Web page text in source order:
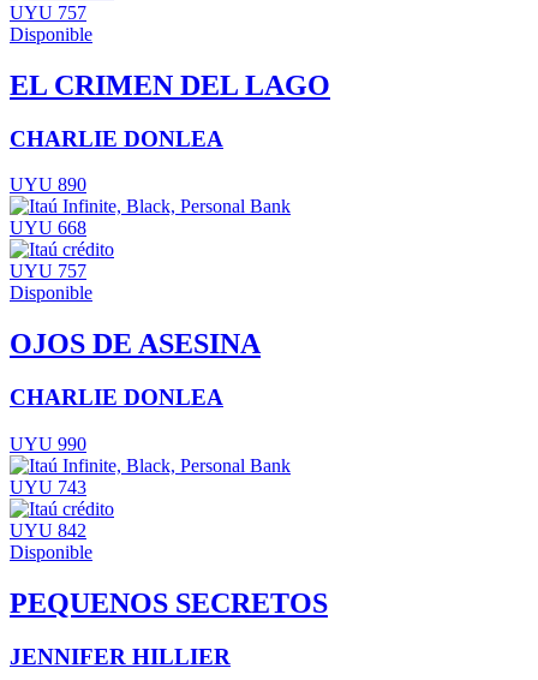
UYU 757
Disponible
EL CRIMEN DEL LAGO
CHARLIE DONLEA
UYU 890
UYU 668
UYU 757
Disponible
OJOS DE ASESINA
CHARLIE DONLEA
UYU 990
UYU 743
UYU 842
Disponible
PEQUENOS SECRETOS
JENNIFER HILLIER